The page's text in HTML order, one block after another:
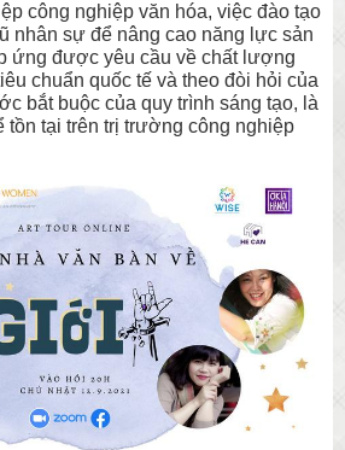
công nghiệp văn hóa, việc đào tạo
nhân sự để nâng cao năng lực sản
ứng được yêu cầu về chất lượng
chuẩn quốc tế và theo đòi hỏi của
bắt buộc của quy trình sáng tạo, là
tồn tại trên trị trường công nghiệp